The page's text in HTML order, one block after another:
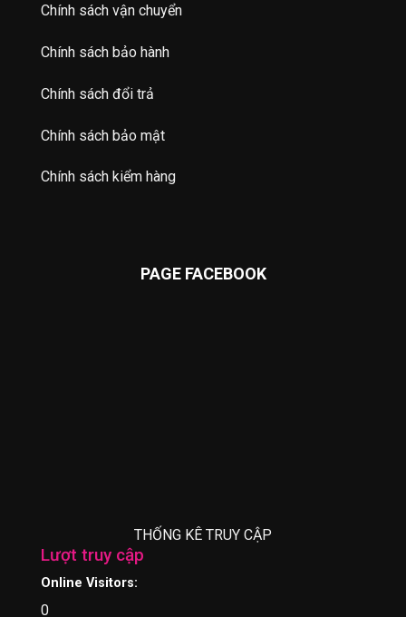
Chính sách vận chuyển
Chính sách bảo hành
Chính sách đổi trả
Chính sách bảo mật
Chính sách kiểm hàng
PAGE FACEBOOK
THỐNG KÊ TRUY CẬP
Lượt truy cập
Online Visitors:
0